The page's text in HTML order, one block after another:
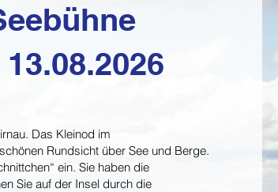
13.08.2026
Das Kleinod im
Rundsicht über See und Berge.
ein. Sie haben die
Sie auf der Insel durch die